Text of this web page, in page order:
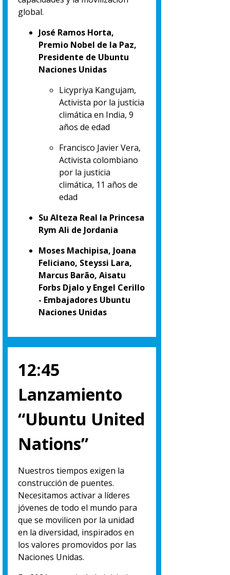
global.
José Ramos Horta,
Premio Nobel de la Paz,
Presidente de Ubuntu
Naciones Unidas
Licypriya Kangujam,
Activista por la justicia
climática en India, 9
años de edad
Francisco Javier Vera,
Activista colombiano
por la justicia
climática, 11 años de
edad
Su Alteza Real la Princesa
Rym Ali de Jordania
Moses Machipisa, Joana
Feliciano, Steyssi Lara,
Marcus Barão, Aisatu
Forbs Djalo y Engel Cerillo
- Embajadores Ubuntu
Naciones Unidas
12:45
Lanzamiento
“Ubuntu United
Nations”
Nuestros tiempos exigen la
construcción de puentes.
Necesitamos activar a líderes
jóvenes de todo el mundo para
que se movilicen por la unidad
en la diversidad, inspirados en
los valores promovidos por las
Naciones Unidas.